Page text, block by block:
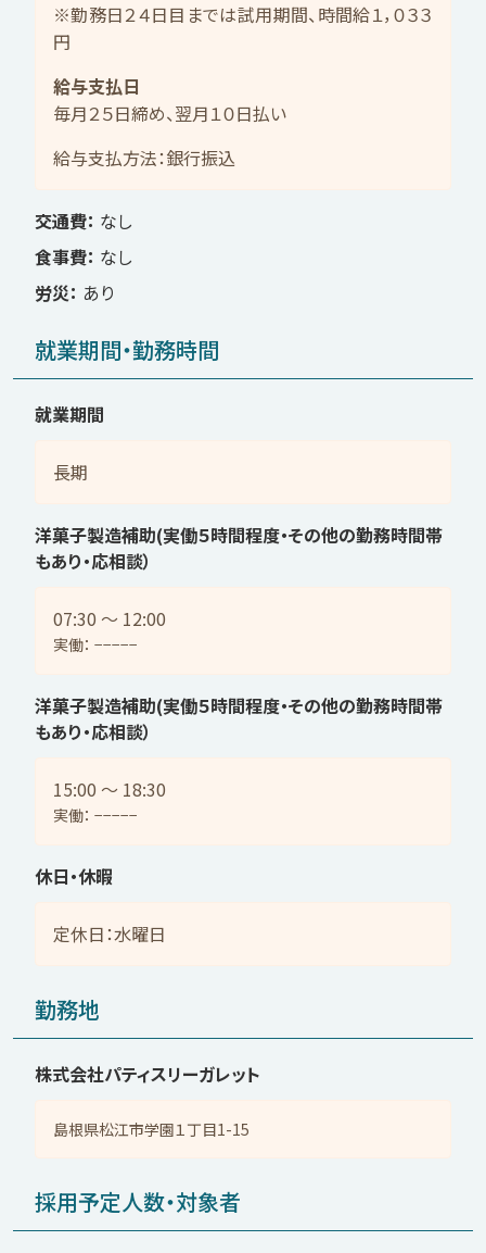
※勤務日２４日目までは試用期間、時間給１，０３３
円
給与支払日
毎月２５日締め、翌月１０日払い
給与支払方法：銀行振込
交通費 なし
食事費 なし
労災 あり
就業期間・勤務時間
就業期間
長期
洋菓子製造補助(実働５時間程度・その他の勤務時間帯
もあり・応相談）
07:30 〜 12:00
実働： −−−−−
洋菓子製造補助(実働５時間程度・その他の勤務時間帯
もあり・応相談）
15:00 〜 18:30
実働： −−−−−
休日・休暇
定休日：水曜日
勤務地
株式会社パティスリーガレット
島根県松江市学園１丁目1-15
採用予定人数・対象者